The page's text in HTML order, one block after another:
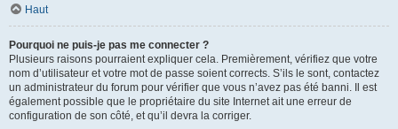
Haut
Pourquoi ne puis-je pas me connecter ?
Plusieurs raisons pourraient expliquer cela. Premièrement, vérifiez que votre
nom d’utilisateur et votre mot de passe soient corrects. S’ils le sont, contactez
un administrateur du forum pour vérifier que vous n’avez pas été banni. Il est
également possible que le propriétaire du site Internet ait une erreur de
configuration de son côté, et qu’il devra la corriger.